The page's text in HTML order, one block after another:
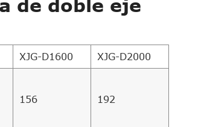
de doble eje
XJG-D1600 XJG-D2000
156 192